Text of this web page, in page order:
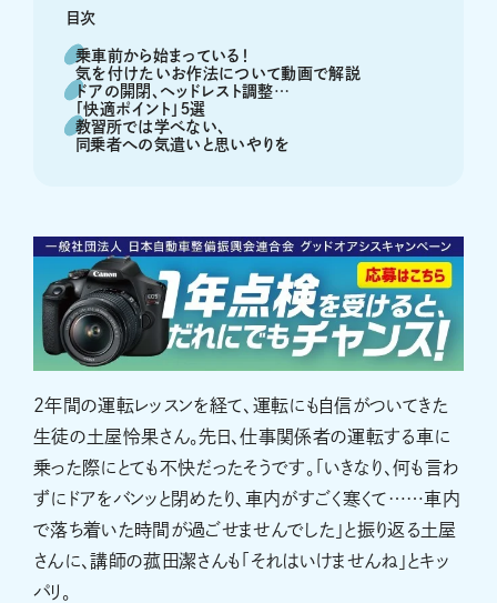
目次
乗車前から始まっている！
気を付けたいお作法について動画で解説
ドアの開閉、ヘッドレスト調整…
「快適ポイント」５選
教習所では学べない、
同乗者への気遣いと思いやりを
2年間の運転レッスンを経て、運転にも自信がついてきた
生徒の土屋怜果さん。先日、仕事関係者の運転する車に
乗った際にとても不快だったそうです。「いきなり、何も言わ
ずにドアをバンッと閉めたり、車内がすごく寒くて……車内
で落ち着いた時間が過ごせませんでした」と振り返る土屋
さんに、講師の菰田潔さんも「それはいけませんね」とキッ
パリ。